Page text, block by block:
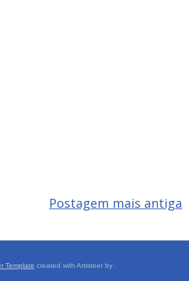
Postagem mais antiga
Template created with Artisteer by